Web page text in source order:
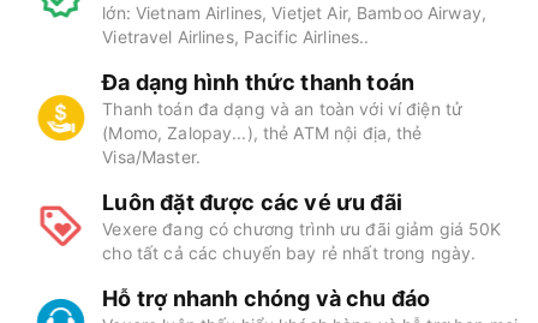
lớn: Vietnam Airlines, Vietjet Air, Bamboo Airway,
Vietravel Airlines, Pacific Airlines..
Đa dạng hình thức thanh toán
Thanh toán đa dạng và an toàn với ví điện tử
(Momo, Zalopay...), thẻ ATM nội địa, thẻ
Visa/Master.
Luôn đặt được các vé ưu đãi
Vexere đang có chương trình ưu đãi giảm giá 50K
cho tất cả các chuyến bay rẻ nhất trong ngày.
Hỗ trợ nhanh chóng và chu đáo